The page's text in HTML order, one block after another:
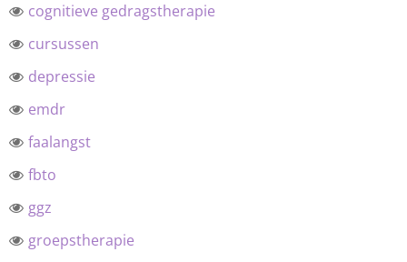
cognitieve gedragstherapie
cursussen
depressie
emdr
faalangst
fbto
ggz
groepstherapie